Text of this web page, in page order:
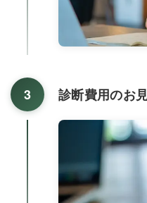
3 診断費用のお